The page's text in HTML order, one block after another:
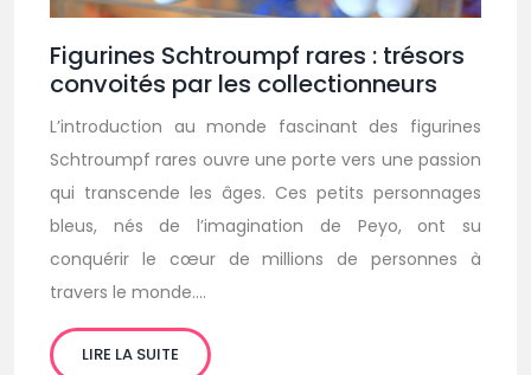
Figurines Schtroumpf rares : trésors
convoités par les collectionneurs
L’introduction au monde fascinant des figurines
Schtroumpf rares ouvre une porte vers une passion
qui transcende les âges. Ces petits personnages
bleus, nés de l’imagination de Peyo, ont su
conquérir le cœur de millions de personnes à
travers le monde….
LIRE LA SUITE